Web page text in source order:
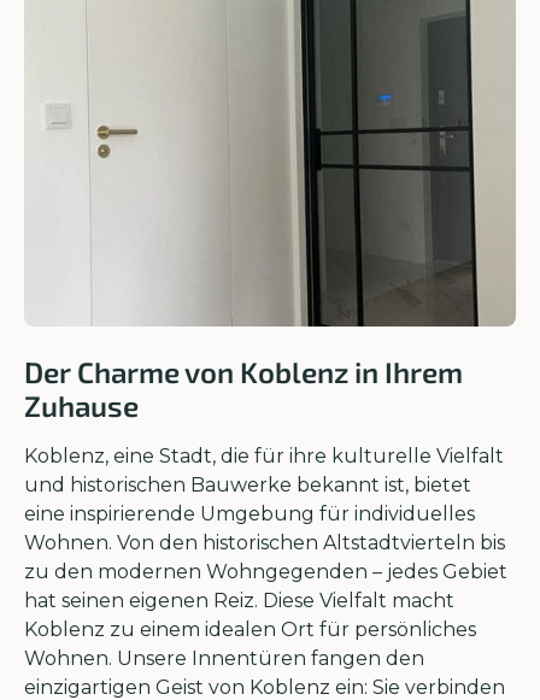
Der Charme von Koblenz in Ihrem
Zuhause
Koblenz, eine Stadt, die für ihre kulturelle Vielfalt
und historischen Bauwerke bekannt ist, bietet
eine inspirierende Umgebung für individuelles
Wohnen. Von den historischen Altstadtvierteln bis
zu den modernen Wohngegenden – jedes Gebiet
hat seinen eigenen Reiz. Diese Vielfalt macht
Koblenz zu einem idealen Ort für persönliches
Wohnen. Unsere Innentüren fangen den
einzigartigen Geist von Koblenz ein: Sie verbinden